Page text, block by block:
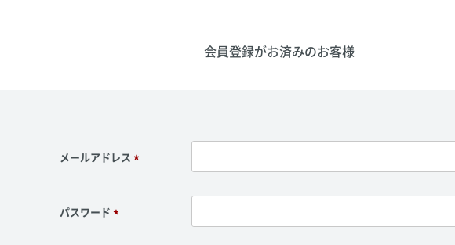
会員登録がお済みのお客様
メールアドレス
パスワード